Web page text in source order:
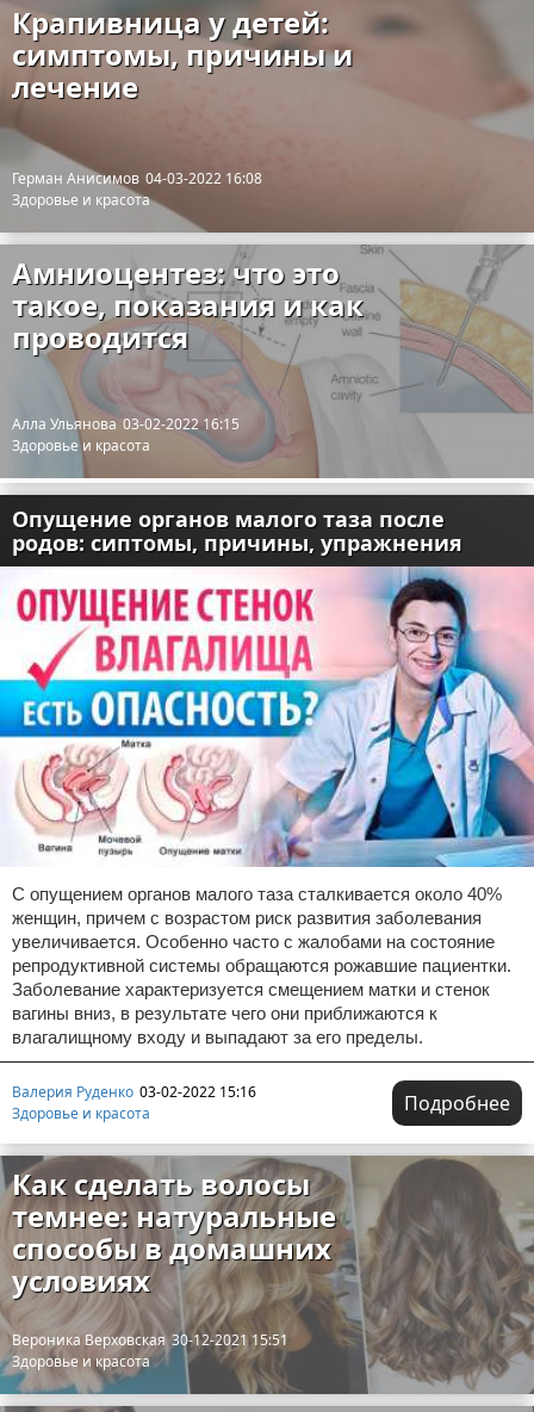
Крапивница у детей:
симптомы, причины и
лечение
Герман Анисимов 04-03-2022 16:08
Здоровье и красота
Амниоцентез: что это
такое, показания и как
проводится
Алла Ульянова 03-02-2022 16:15
Здоровье и красота
Опущение органов малого таза после
родов: сиптомы, причины, упражнения
С опущением органов малого таза сталкивается около 40%
женщин, причем с возрастом риск развития заболевания
увеличивается. Особенно часто с жалобами на состояние
репродуктивной системы обращаются рожавшие пациентки.
Заболевание характеризуется смещением матки и стенок
вагины вниз, в результате чего они приближаются к
влагалищному входу и выпадают за его пределы.
Валерия Руденко 03-02-2022 15:16
Здоровье и красота
Подробнее
Как сделать волосы
темнее: натуральные
способы в домашних
условиях
Вероника Верховская 30-12-2021 15:51
Здоровье и красота